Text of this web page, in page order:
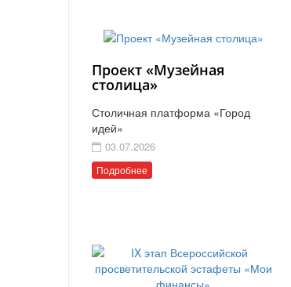
Проект «Музейная
столица»
Столичная платформа «Город
идей»
03.07.2026
Подробнее